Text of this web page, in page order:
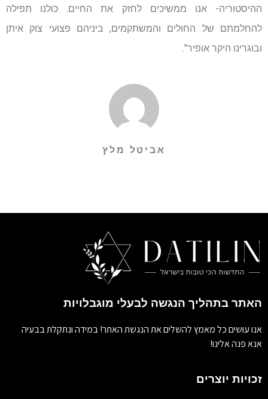
ההיסטוריה- אנו ממשיכים לחזק את החיים. כולנו תפילה
להחלמתם של החולים והמשתקמים, ביניהם פצועי צוק איתן
ובוגרינו היקר אופיר".
אביטל מלץ
האתר בתהליך הנגשה לבעלי מוגבלויות
אנו עושים כל מאמץ להשלים את הנגשת האתר! במידה ונתקלת בבעיה
אנא פנה אלינו!
זכויות יוצרים